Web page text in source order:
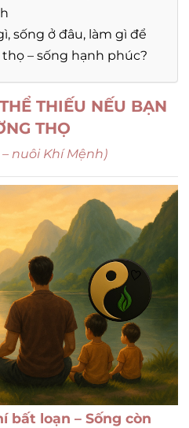
sống ở đâu, làm gì để
– sống hạnh phúc?
THIẾU NẾU BẠN
THỌ
nuôi Khí Mệnh)
bất loạn – Sống còn